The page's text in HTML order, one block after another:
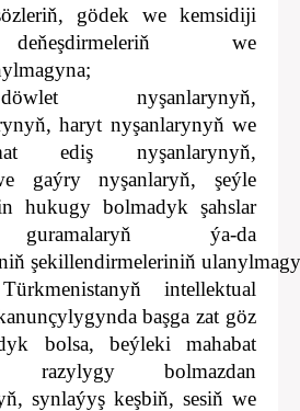
gödek we kemsidiji
we
nyşanlarynyň,
haryt nyşanlarynyň we
ediş nyşanlarynyň,
gaýry nyşanlaryň, şeýle
hukugy bolmadyk şahslar
guramalaryň ýa-da
şekillendirmeleriniň
intellektual
başga zat göz
bolsa, beýleki mahabat
bolmazdan
synlaýyş keşbiň, sesiň we